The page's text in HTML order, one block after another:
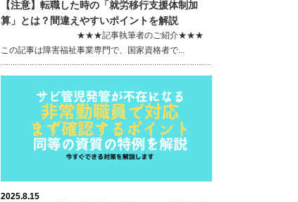
【注意】転職した時の「就労移行支援体制加
算」とは？間違えやすいポイントを解説
★★★記事執筆者のご紹介★★★
この記事は障害福祉事業専門で、国家資格者で...
2025.8.15